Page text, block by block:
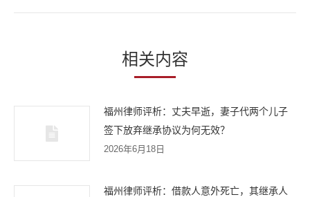
篇
章：
相关内容
福州律师评析：丈夫早逝，妻子代两个儿子
签下放弃继承协议为何无效？
2026年6月18日
福州律师评析：借款人意外死亡，其继承人